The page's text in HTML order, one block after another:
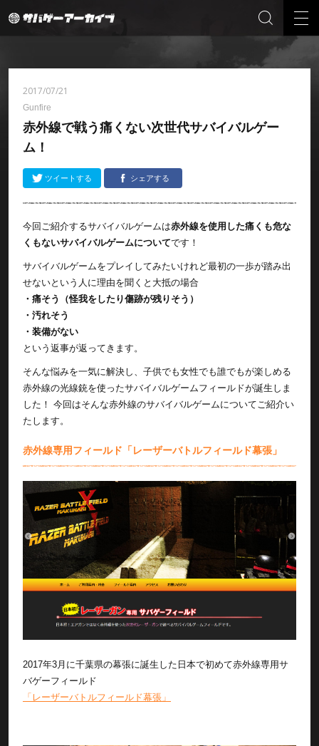
2017/07/21
Gunfire
赤外線で戦う痛くない次世代サバイバルゲー
ム！
ツイートする シェアする
今回ご紹介するサバイバルゲームは赤外線を使用した痛くも危な
くもないサバイバルゲームについてです！
サバイバルゲームをプレイしてみたいけれど最初の一歩が踏み出
せないという人に理由を聞くと大抵の場合
・痛そう（怪我をしたり傷跡が残りそう）
・汚れそう
・装備がない
という返事が返ってきます。
そんな悩みを一気に解決し、子供でも女性でも誰でもが楽しめる
赤外線の光線銃を使ったサバイバルゲームフィールドが誕生しま
した！ 今回はそんな赤外線のサバイバルゲームについてご紹介い
たします。
赤外線専用フィールド「レーザーバトルフィールド幕張」
2017年3月に千葉県の幕張に誕生した日本で初めて赤外線専用サ
バゲーフィールド
「レーザーバトルフィールド幕張」